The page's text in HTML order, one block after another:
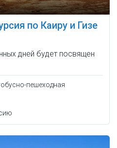
по Каиру и Гизе
дней будет посвящен
пешеходная